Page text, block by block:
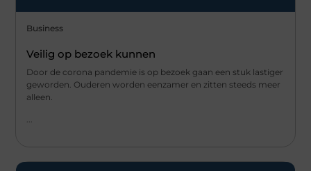
Business
Veilig op bezoek kunnen
Door de corona pandemie is op bezoek gaan een stuk lastiger
geworden. Ouderen worden eenzamer en zitten steeds meer
alleen.
...